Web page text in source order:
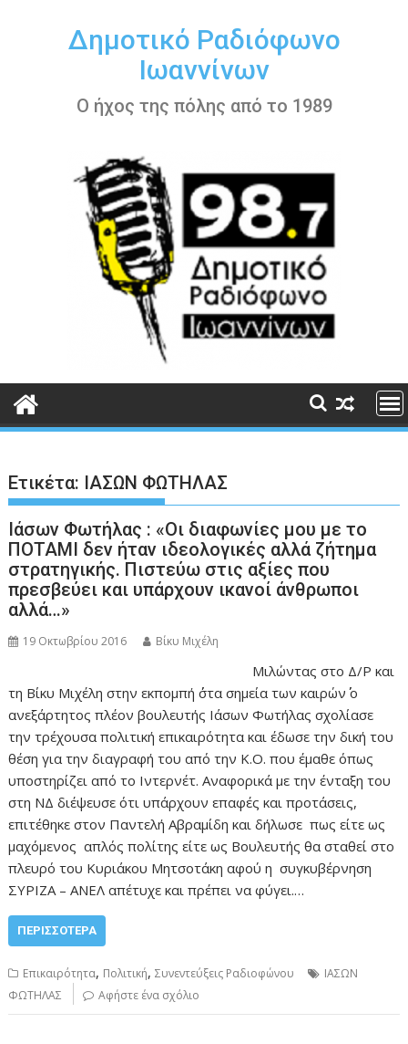
περιεχόμενοΔημοτικό Ραδιόφωνο
Ιωαννίνων
Ο ήχος της πόλης από το 1989
Ετικέτα: ΙΑΣΩΝ ΦΩΤΗΛΑΣ
Ιάσων Φωτήλας : «Οι διαφωνίες μου με το
ΠΟΤΑΜΙ δεν ήταν ιδεολογικές αλλά ζήτημα
στρατηγικής. Πιστεύω στις αξίες που
πρεσβεύει και υπάρχουν ικανοί άνθρωποι
αλλά…»
19 Οκτωβρίου 2016 Βίκυ Μιχέλη
Μιλώντας στο Δ/Ρ και
τη Βίκυ Μιχέλη στην εκπομπή ΄΄στα σημεία των καιρών΄΄ ο
ανεξάρτητος πλέον βουλευτής Ιάσων Φωτήλας σχολίασε
την τρέχουσα πολιτική επικαιρότητα και έδωσε την δική του
θέση για την διαγραφή του από την Κ.Ο. που έμαθε όπως
υποστηρίζει από το Ιντερνέτ. Αναφορικά με την ένταξη του
στη ΝΔ διέψευσε ότι υπάρχουν επαφές και προτάσεις,
επιτέθηκε στον Παντελή Αβραμίδη και δήλωσε πως είτε ως
μαχόμενος απλός πολίτης είτε ως Βουλευτής θα σταθεί στο
πλευρό του Κυριάκου Μητσοτάκη αφού η συγκυβέρνηση
ΣΥΡΙΖΑ – ΑΝΕΛ απέτυχε και πρέπει να φύγει.…
ΠΕΡΙΣΣΌΤΕΡΑ
Επικαιρότητα, Πολιτική,Συνεντεύξεις Ραδιοφώνου
ΙΑΣΩΝ
ΦΩΤΗΛΑΣ
Αφήστε ένα σχόλιο